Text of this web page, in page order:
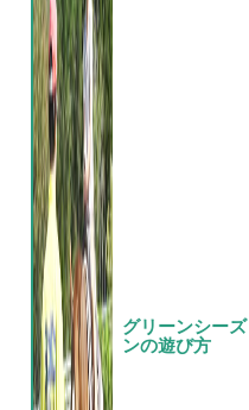
グリーンシーズ
ンの遊び方